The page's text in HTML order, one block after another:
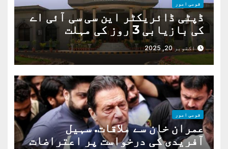
قومی امور
ڈپٹی ڈائریکٹر این سی سی آئی اے
کی بازیابی 3 روز کی مہلت
اکتوبر 20, 2025
قومی امور
عمران خان سے ملاقات. سہیل
آفریدی کی درخواست پر اعتراضات